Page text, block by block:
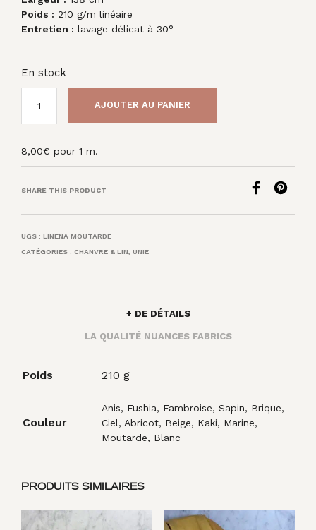
Poids : 210 g/m linéaire
Entretien : lavage délicat à 30°
En stock
AJOUTER AU PANIER
8,00€ pour 1 m.
SHARE THIS PRODUCT
UGS : LINENA MOUTARDE
CATÉGORIES : CHANVRE & LIN, UNIE
+ DE DÉTAILS
LA QUALITÉ NUANCES FABRICS
Poids 210 g
Couleur
Anis, Fushia, Fambroise, Sapin, Brique,
Ciel, Abricot, Beige, Kaki, Marine,
Moutarde, Blanc
PRODUITS SIMILAIRES